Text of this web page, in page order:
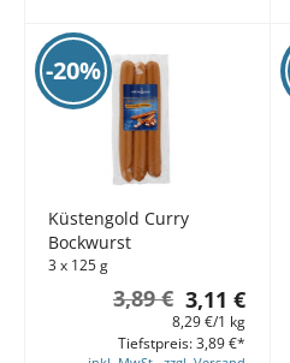
-20%
Küstengold Curry
Bockwurst
3 x 125 g
3,11 €
3,89 €
8,29 €/1 kg
Tiefstpreis: 3,89 €*